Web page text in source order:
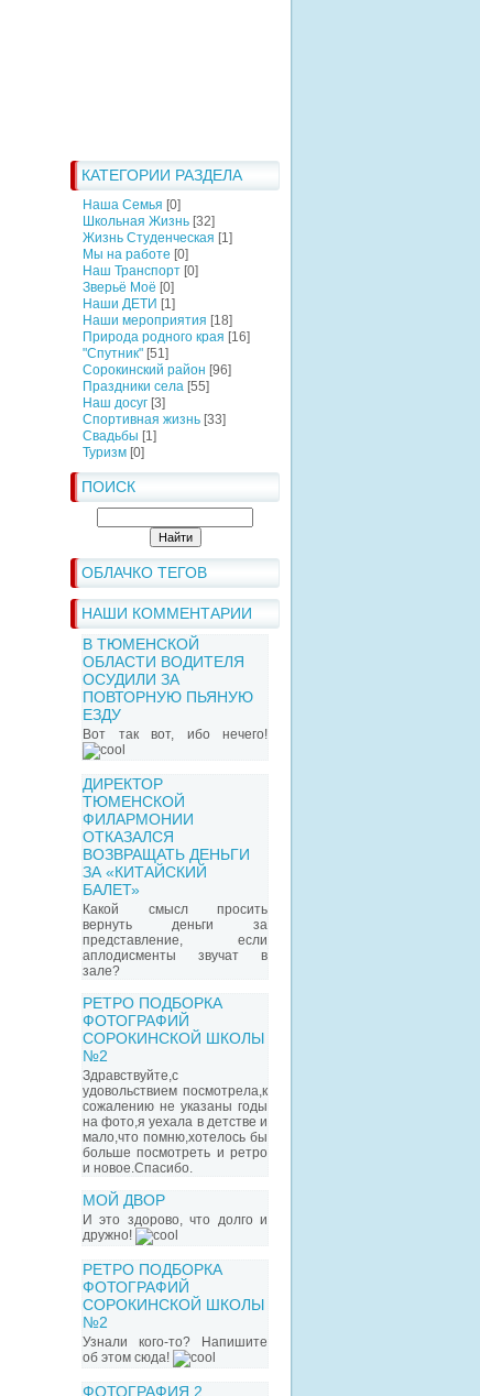
КАТЕГОРИИ РАЗДЕЛА
Наша Семья [0]
Школьная Жизнь [32]
Жизнь Студенческая [1]
Мы на работе [0]
Наш Транспорт [0]
Зверьё Моё [0]
Наши ДЕТИ [1]
Наши мероприятия [18]
Природа родного края [16]
"Спутник" [51]
Сорокинский район [96]
Праздники села [55]
Наш досуг [3]
Спортивная жизнь [33]
Свадьбы [1]
Туризм [0]
ПОИСК
ОБЛАЧКО ТЕГОВ
НАШИ КОММЕНТАРИИ
В ТЮМЕНСКОЙ
ОБЛАСТИ ВОДИТЕЛЯ
ОСУДИЛИ ЗА
ПОВТОРНУЮ ПЬЯНУЮ
ЕЗДУ
Вот так вот, ибо нечего!
ДИРЕКТОР
ТЮМЕНСКОЙ
ФИЛАРМОНИИ
ОТКАЗАЛСЯ
ВОЗВРАЩАТЬ ДЕНЬГИ
ЗА «КИТАЙСКИЙ
БАЛЕТ»
Какой смысл просить
вернуть деньги за
представление, если
аплодисменты звучат в
зале?
РЕТРО ПОДБОРКА
ФОТОГРАФИЙ
СОРОКИНСКОЙ ШКОЛЫ
№2
Здравствуйте,с
удовольствием посмотрела,к
сожалению не указаны годы
на фото,я уехала в детстве и
мало,что помню,хотелось бы
больше посмотреть и ретро
и новое.Спасибо.
МОЙ ДВОР
И это здорово, что долго и
дружно!
РЕТРО ПОДБОРКА
ФОТОГРАФИЙ
СОРОКИНСКОЙ ШКОЛЫ
№2
Узнали кого-то? Напишите
об этом сюда!
ФОТОГРАФИЯ 2